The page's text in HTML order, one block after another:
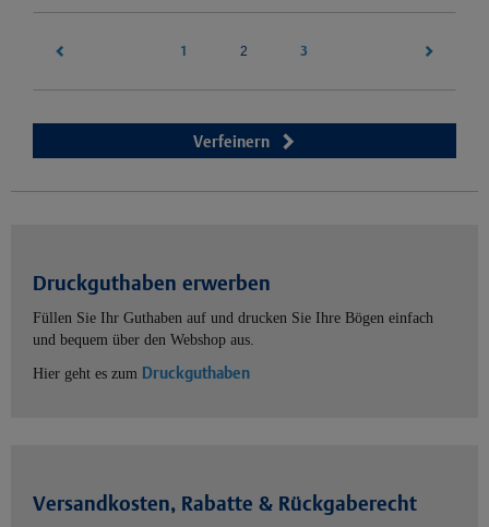
1 2 3
Verfeinern
Druckguthaben erwerben
Füllen Sie Ihr Guthaben auf und drucken Sie Ihre Bögen einfach
und bequem über den Webshop aus.
Hier geht es zum Druckguthaben
Versandkosten, Rabatte & Rückgaberecht